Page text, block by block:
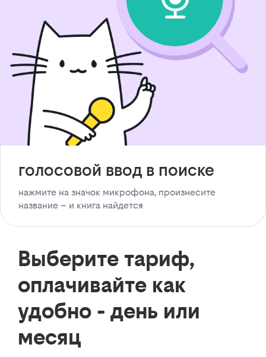
голосовой ввод в поиске
нажмите на значок микрофона, произнесите
название – и книга найдется
Выберите тариф,
оплачивайте как
удобно - день или
месяц